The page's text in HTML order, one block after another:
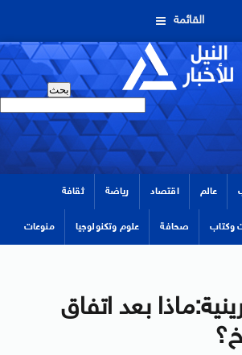
القائمة
عالم اقتصاد رياضة ثقافة
وكتاب صحافة علوم وتكنولوجيا منوعات
بعد اتفاق